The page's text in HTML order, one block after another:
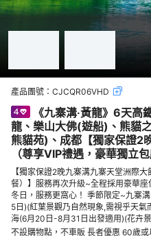
產品團號： CJCQR06VHD
《九寨溝‧黃龍》6天
龍、樂山大佛(遊船)、熊貓
熊貓苑)、成都【獨家保證2
（尊享VIP禮遇，豪華獨立包
【獨家保證2晚九寨溝九寨天堂洲際
餐）】服務再次升級~全程採用豪華
冬日，服務更窩心！ 季節限定~九寨
5日)(紅葉景觀乃自然現象,需視乎天
海(6月20日-8月31日出發適用)(花卉
不設購物點，不車販 長者優惠 60歲